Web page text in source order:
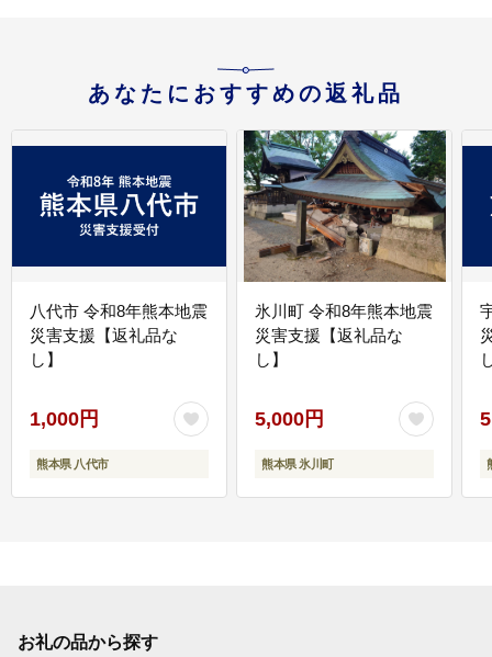
あなたにおすすめの返礼品
八代市 令和8年熊本地震
災害支援【返礼品な
し】
1,000円
熊本県 八代市
氷川町 令和8年熊本地震
災害支援【返礼品な
し】
5,000円
熊本県 氷川町
お礼の品から探す